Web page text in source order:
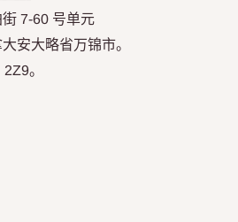
7-60 号单元
安大略省万锦市。
。